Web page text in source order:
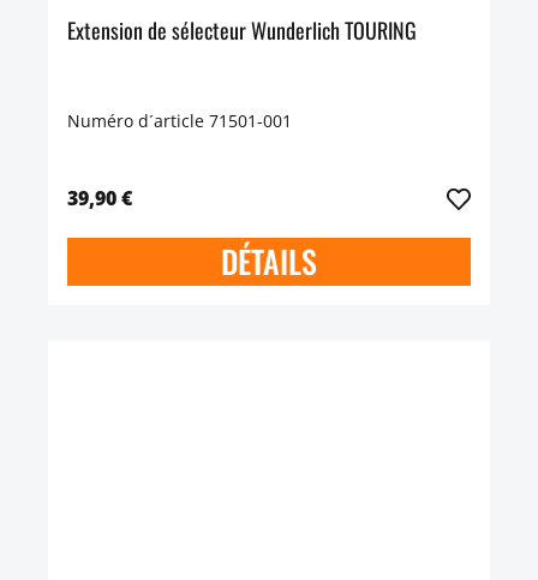
Extension de sélecteur Wunderlich TOURING
Numéro d´article 71501-001
39,90 €
DÉTAILS